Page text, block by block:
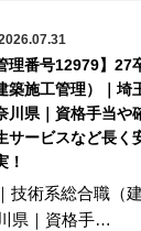
理番号12979】27
築施工管理）｜
川県｜資格手当や
サービスなど長く
！
技術系総合職（
県｜資格手…